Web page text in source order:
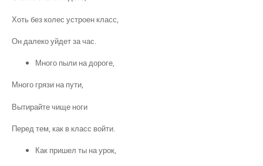
Хоть без колес устроен класс,
Он далеко уйдет за час.
Много пыли на дороге,
Много грязи на пути,
Вытирайте чище ноги
Перед тем, как в класс войти.
Как пришел ты на урок,